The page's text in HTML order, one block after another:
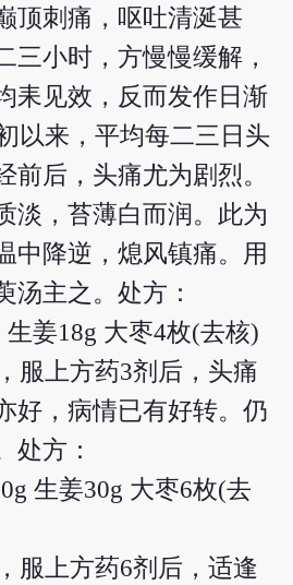
顶刺痛，呕吐清涎甚
三小时，方慢慢缓解，
耒见效，反而发作日渐
以来，平均每二三日头
前后，头痛尤为剧烈。
淡，苔薄白而润。此为
中降逆，熄风镇痛。用
汤主之。处方：
姜18g 大枣4枚(去核)
服上方药3剂后，头痛
好，病情已有好转。仍
处方：
生姜30g 大枣6枚(去
服上方药6剂后，适逢